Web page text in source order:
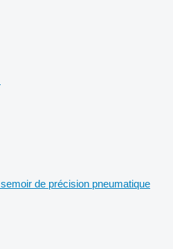
semoir de précision pneumatique